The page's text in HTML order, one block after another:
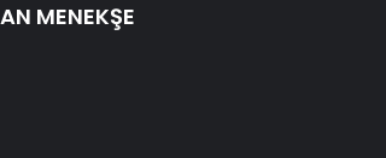
MENEKŞE